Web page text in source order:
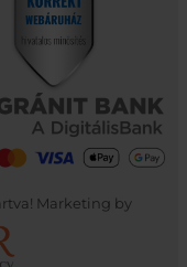
Marketing by